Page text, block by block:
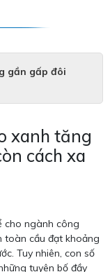
gần gấp đôi
xanh tăng
cách xa
cho ngành công
toàn cầu đạt khoảng
Tuy nhiên, con số
tuyên bố đầy